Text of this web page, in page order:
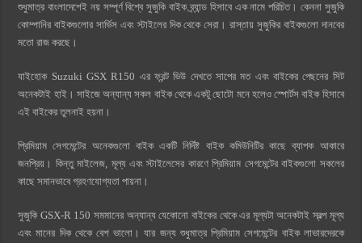
শুধুমাত্র বাংলাদেশেই নয় সম্পূর্ণ বিশ্বে সুজুকি বাইক ব্র্যান্ড হিসাবে এক নামে পরিচিত। কেননা সুজুকি
কোম্পানির বাইকগুলোর সার্ভিস এবং স্টাইলের দিক থেকে সেরা। রাস্তায় সুজুকির বাইকগুলো দানবের
মতো রাজ করছে।
যাইহোক Suzuki GSX R150 এর ফ্রন্ট ভিউ দেখতে সাপের মত এবং বাইকের পেছনের সিট
অনেকটাই হাই। সাইজে অন্যান্য সকল বাইক থেকে একটু ছোটো মনে হলেও স্পোর্টস বাইক হিসাবে
এই বাইকের তুলনাই হয়না।
প্রিমিয়াম সেগমেন্টের অনেকগুলাে বাইক একটি নির্দিষ্ট বাইক কমিউনিটির কাছে ব্যাপক আকারে
জনপ্রিয়। কিন্তু মাইলেজ, মূল্য এবং স্টাইলেসের কারণে প্রিমিয়াম সেগমেন্টের বাইকগুলাে সকলের
কাছে সমানভাবে গ্রহণযোগ্যতা পায়না।
সুজুকি GSX-R 150 সমমানের অন্যান্য যেকোনো বাইকের থেকে এর মূল্যটা অনেকটাই স্বল্প মূল্য
এবং মানের দিক থেকে বেশ ভালো। যার জন্য শুধুমাত্র প্রিমিয়াম সেগমেন্টের বাইক লাভারদেরকে